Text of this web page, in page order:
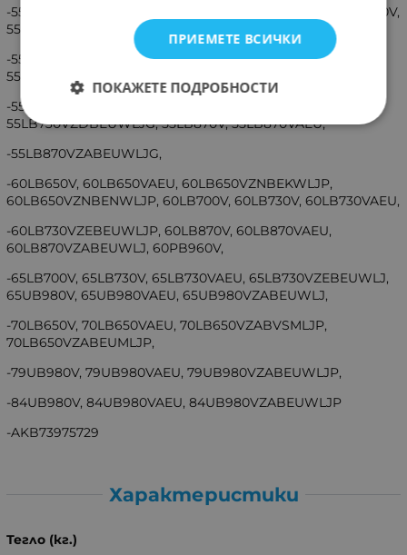
-55LB650V, 55LB650VAEU, 55LB650VZNBEUWLJG, 55LB670V,
55LB670VAEU, 55LB670VZABEUWLJG,
-55LB670VZABPIWLJG, 55LB671V, 55LB671VAEU,
55LB671VZBBEUWLJG,55LB700V, 55LB700VAEU,
-55LB700VZGBEUWLJG, 55LB730V, 55LB730VAEU,
55LB730VZDBEUWLJG, 55LB870V, 55LB870VAEU,
-55LB870VZABEUWLJG,
-60LB650V, 60LB650VAEU, 60LB650VZNBEKWLJP,
60LB650VZNBENWLJP, 60LB700V, 60LB730V, 60LB730VAEU,
-60LB730VZEBEUWLJP, 60LB870V, 60LB870VAEU,
60LB870VZABEUWLJ, 60PB960V,
-65LB700V, 65LB730V, 65LB730VAEU, 65LB730VZEBEUWLJ,
65UB980V, 65UB980VAEU, 65UB980VZABEUWLJ,
-70LB650V, 70LB650VAEU, 70LB650VZABVSMLJP,
70LB650VZABEUMLJP,
-79UB980V, 79UB980VAEU, 79UB980VZABEUWLJP,
-84UB980V, 84UB980VAEU, 84UB980VZABEUWLJP
-AKB73975729
Характеристики
Тегло (кг.)
ПРИЕМЕТЕ ВСИЧКИ
ПОКАЖЕТЕ ПОДРОБНОСТИ